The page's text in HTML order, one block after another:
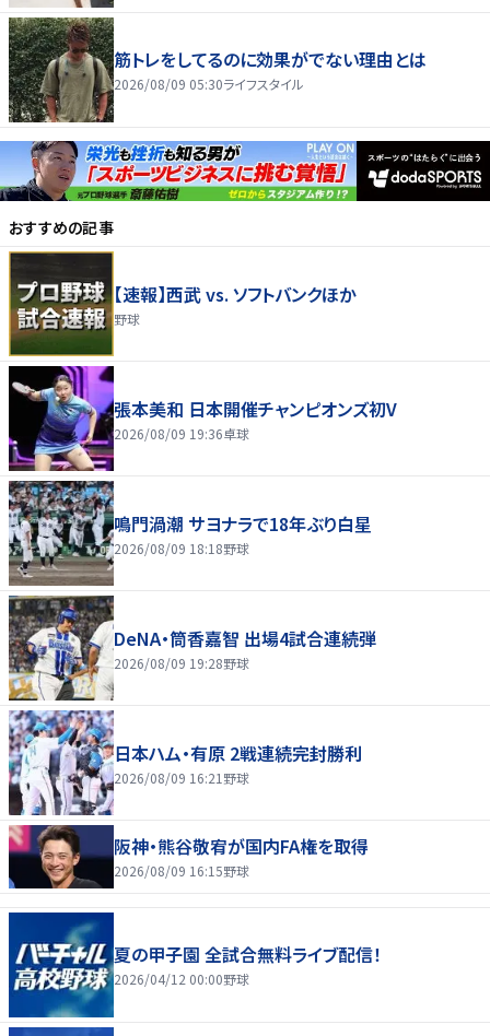
筋トレをしてるのに効果がでない理由とは
2026/08/09 05:30ライフスタイル
おすすめの記事
【速報】西武 vs. ソフトバンクほか
野球
張本美和 日本開催チャンピオンズ初V
2026/08/09 19:36卓球
鳴門渦潮 サヨナラで18年ぶり白星
2026/08/09 18:18野球
DeNA・筒香嘉智 出場4試合連続弾
2026/08/09 19:28野球
日本ハム・有原 2戦連続完封勝利
2026/08/09 16:21 野球
阪神・熊谷敬宥が国内FA権を取得
2026/08/09 16:15野球
夏の甲子園 全試合無料ライブ配信！
2026/04/12 00:00野球